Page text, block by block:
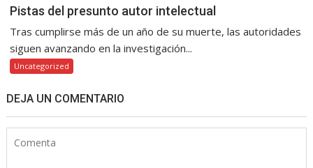
Pistas del presunto autor intelectual
Tras cumplirse más de un año de su muerte, las autoridades
siguen avanzando en la investigación...
Uncategorized
DEJA UN COMENTARIO